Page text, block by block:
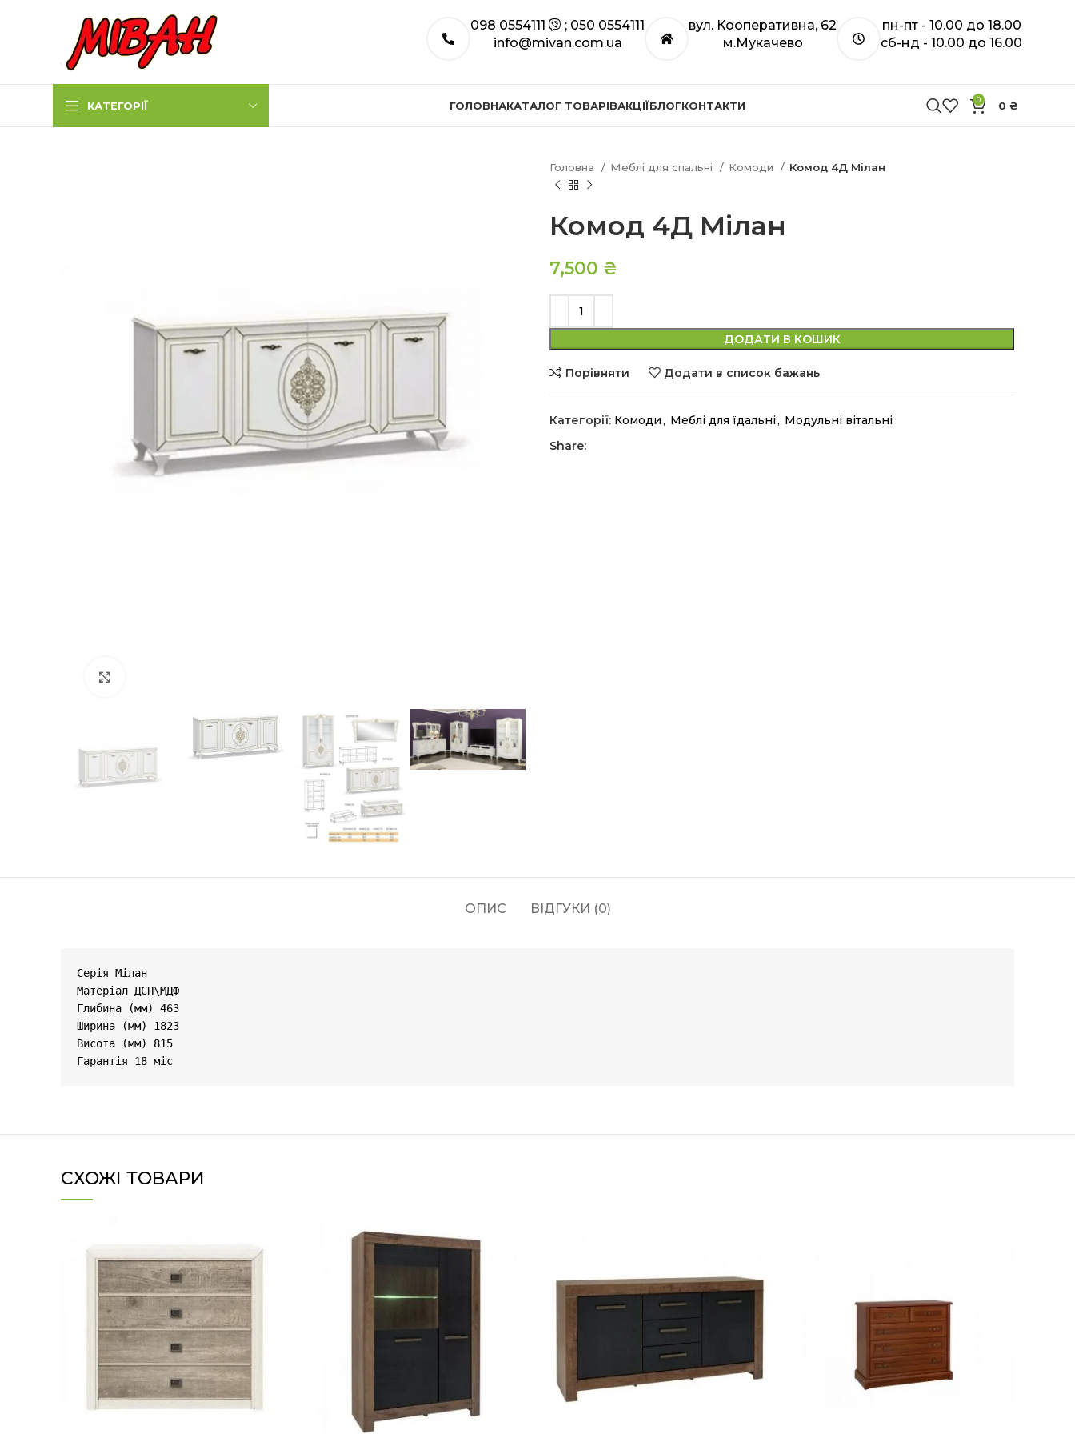
098 0554111
; 050 0554111
info@mivan.com.ua
вул. Кооперативна, 62
м.Мукачево
пн-пт - 10.00 до 18.00
сб-нд - 10.00 до 16.00
КАТЕГОРІЇ ГОЛОВНАКАТАЛОГ ТОВАРІВАКЦІЇБЛОГКОНТАКТИ 0 0 ₴
Головна Меблі для спальні Комоди Комод 4Д Мілан
Комод 4Д Мілан
7,500 ₴
ДОДАТИ В КОШИК
Порівняти Додати в список бажань
Категорії: Комоди, Меблі для їдальні, Модульні вітальні
Share:
ОПИС ВІДГУКИ (0)
Серія Мілан
Матеріал ДСП\МДФ
Глибина (мм) 463
Ширина (мм) 1823
Висота (мм) 815
Гарантія 18 міс
СХОЖІ ТОВАРИ